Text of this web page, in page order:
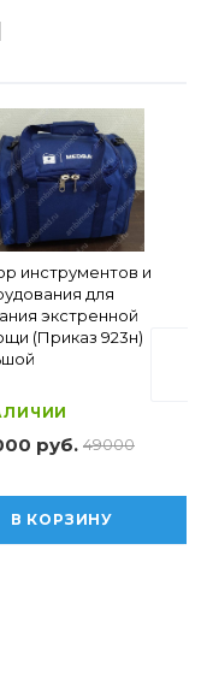
инструментов и
для
экстренной
(Приказ 923н)
руб. 49000
В КОРЗИНУ